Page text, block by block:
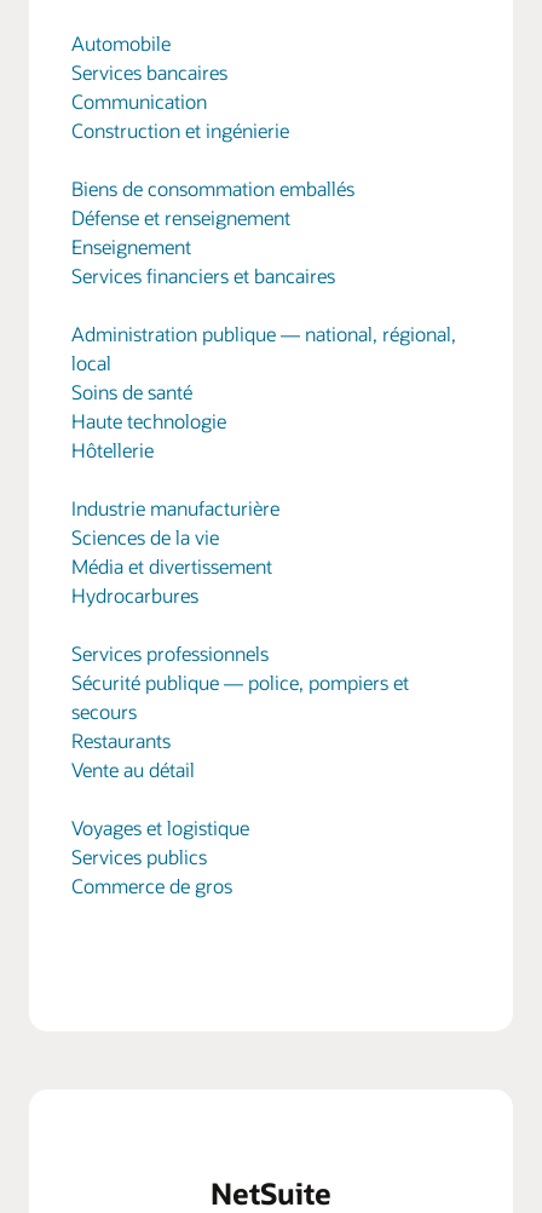
Automobile
Services bancaires
Communication
Construction et ingénierie
Biens de consommation emballés
Défense et renseignement
Enseignement
Services financiers et bancaires
Administration publique — national, régional,
local
Soins de santé
Haute technologie
Hôtellerie
Industrie manufacturière
Sciences de la vie
Média et divertissement
Hydrocarbures
Services professionnels
Sécurité publique — police, pompiers et
secours
Restaurants
Vente au détail
Voyages et logistique
Services publics
Commerce de gros
NetSuite